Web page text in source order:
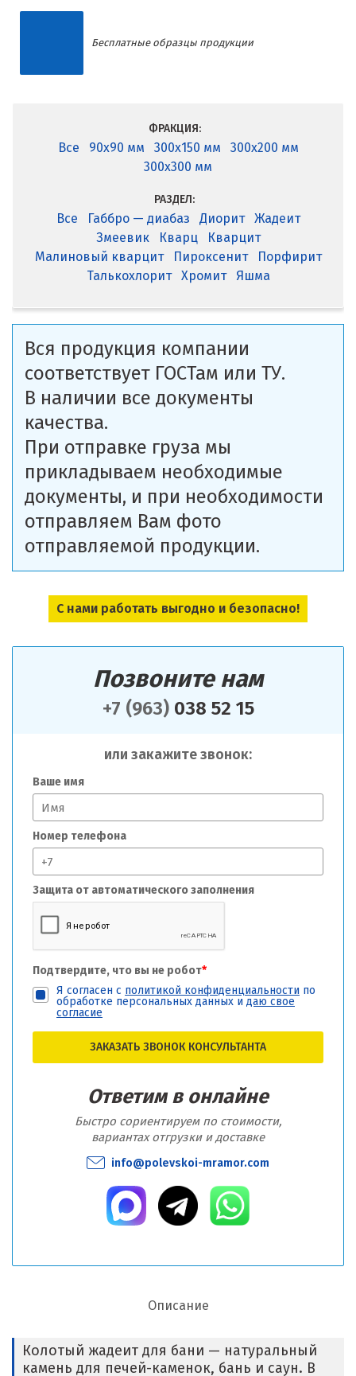
Позвоните нам
+7 (963)038 52 15
или закажите звонок:
Ваше имя
Номер телефона
Защита от автоматического заполнения
Подтвердите, что вы не робот*
Я согласен с политикой конфиденциальности по
обработке персональных данных и даю свое
согласие
ЗАКАЗАТЬ ЗВОНОК КОНСУЛЬТАНТА
Ответим в онлайне
Быстро сориентируем по стоимости,
вариантах отгрузки и доставке
info@polevskoi-mramor.com
Бесплатные образцы продукции
ФРАКЦИЯ:
Все 90x90 мм 300x150 мм
300x200 мм
300x300 мм
РАЗДЕЛ:
Все Габбро — диабаз Диорит
Жадеит
Змеевик
Кварц
Кварцит
Малиновый кварцит
Пироксенит
Порфирит
Талькохлорит
Хромит Яшма
Вся продукция компании
соответствует ГОСТам или ТУ.
В наличии все документы
качества.
При отправке груза мы
прикладываем необходимые
документы, и при необходимости
отправляем Вам фото
отправляемой продукции.
С нами работать выгодно и безопасно!
Описание
Колотый жадеит для бани — натуральный
камень для печей-каменок, бань и саун. В